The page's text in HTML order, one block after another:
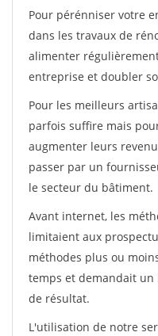
Pour pérénniser votre
dans les travaux de
alimenter
entreprise et doubler
Pour les meilleurs
parfois suffire mais
augmenter leurs
passer par un
le secteur du bâtiment.
Avant internet, les
limitaient aux
méthodes plus ou
temps et demandait un
de résultat.
L'utilisation de notre